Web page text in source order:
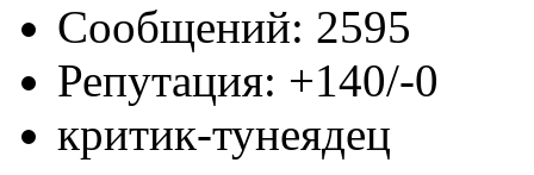
Сообщений: 2595
Репутация: +140/-0
критик-тунеядец